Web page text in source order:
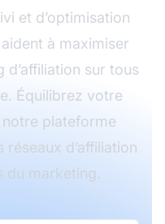
et d’optimisation
à maximiser
sur tous
Équilibrez votre
plateforme
d’affiliation
du marketing.